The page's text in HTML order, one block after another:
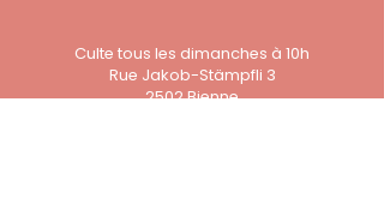
Culte tous les dimanches à 10h
Rue Jakob-Stämpfli 3
2502 Bienne